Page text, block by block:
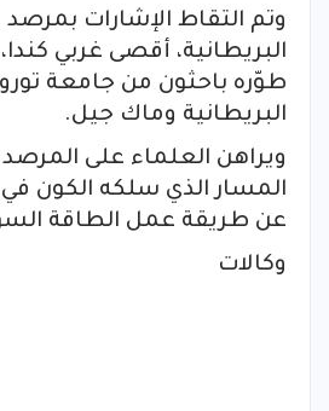
وتم التقاط الإشارات بمرصد
البريطانية، أقصى غربي
طوّره باحثون من جامعة
البريطانية وماك جيل.
المسار الذي سلكه الكون
عن طريقة عمل الطاقة
وكالات